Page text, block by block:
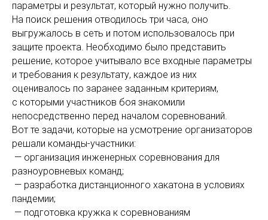
параметры и результат, который нужно получить.
На поиск решения отводилось три часа, оно
выгружалось в сеть и потом использовалось при
защите проекта. Необходимо было представить
решение, которое учитывало все входные параметры
и требования к результату, каждое из них
оценивалось по заранее заданным критериям,
с которыми участников боя знакомили
непосредственно перед началом соревнований.
Вот те задачи, которые на усмотрение организаторов
решали команды-участники:
— организация инженерных соревнования для
разноуровневых команд;
— разработка дистанционного хакатона в условиях
пандемии;
— подготовка кружка к соревнованиям